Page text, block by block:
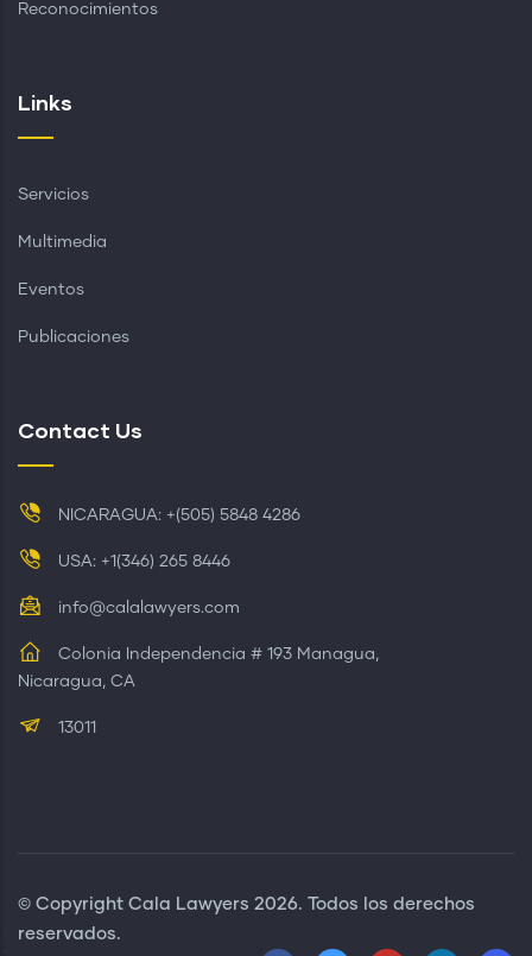
Reconocimientos
Links
Servicios
Multimedia
Eventos
Publicaciones
Contact Us
NICARAGUA: +(505) 5848 4286
USA: +1(346) 265 8446
info@calalawyers.com
Colonia Independencia # 193 Managua,
Nicaragua, CA
13011
© Copyright Cala Lawyers 2026. Todos los derechos
reservados.